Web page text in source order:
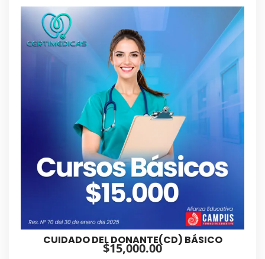
CUIDADO DEL DONANTE(CD) BÁSICO
$15,000.00